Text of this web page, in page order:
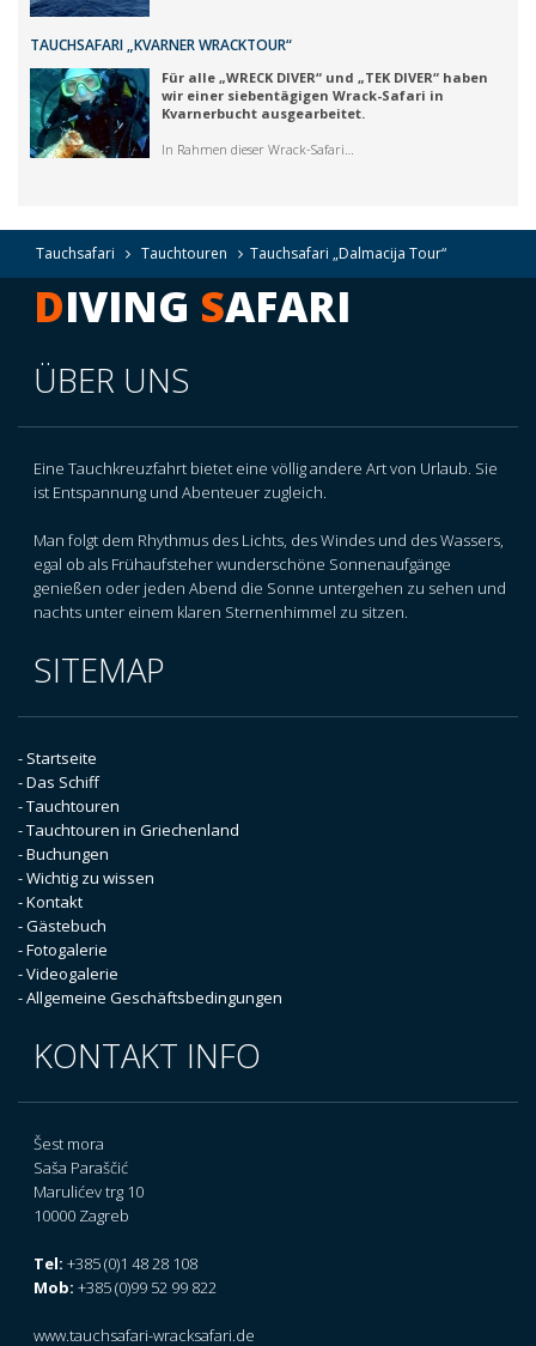
TAUCHSAFARI „KVARNER WRACKTOUR“
Für alle „WRECK DIVER“ und „TEK DIVER“ haben
wir einer siebentägigen Wrack-Safari in
Kvarnerbucht ausgearbeitet.
In Rahmen dieser Wrack-Safari…
Tauchsafari Tauchtouren Tauchsafari „Dalmacija Tour“
DIVING SAFARI
ÜBER UNS
Eine Tauchkreuzfahrt bietet eine völlig andere Art von Urlaub. Sie
ist Entspannung und Abenteuer zugleich.
Man folgt dem Rhythmus des Lichts, des Windes und des Wassers,
egal ob als Frühaufsteher wunderschöne Sonnenaufgänge
genießen oder jeden Abend die Sonne untergehen zu sehen und
nachts unter einem klaren Sternenhimmel zu sitzen.
SITEMAP
- Startseite
- Das Schiff
- Tauchtouren
- Tauchtouren in Griechenland
- Buchungen
- Wichtig zu wissen
- Kontakt
- Gästebuch
- Fotogalerie
- Videogalerie
- Allgemeine Geschäftsbedingungen
KONTAKT INFO
Šest mora
Saša Paraščić
Marulićev trg 10
10000 Zagreb
Tel: +385 (0)1 48 28 108
Mob: +385 (0)99 52 99 822
www.tauchsafari-wracksafari.de